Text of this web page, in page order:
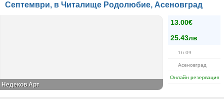
Септември, в Читалище Родолюбие, Асеновград
13.00€
25.43лв
16.09
Асеновград
Онлайн резервация
Недеков Арт